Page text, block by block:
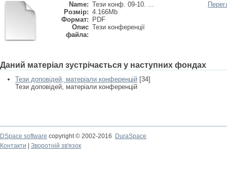
Name: Тези конф. 09-10. ...
Розмір: 4.166Mb
Формат:
PDF
Опис
файла:
Тези конференції
Даний матеріал зустрічається у наступних фондах
Тези доповідей, матеріали конференцій [34]
Тези доповідей, матеріали конференцій
DSpace software copyright © 2002-2016
DuraSpace
Контакти
Зворотній зв'язок